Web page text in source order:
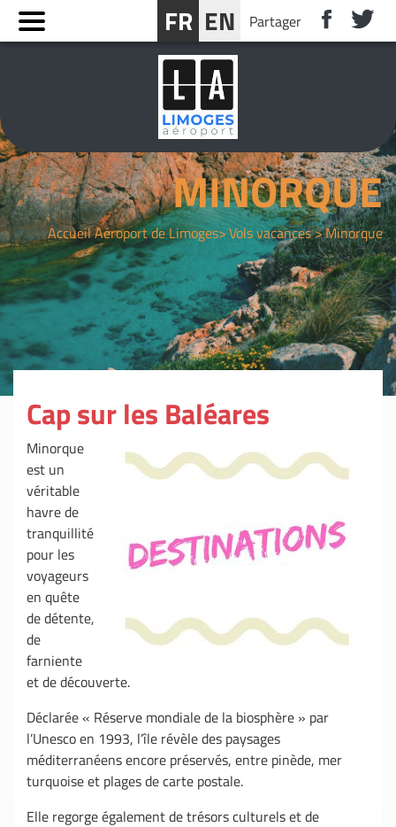
FR EN Partager
RÉSERVER UN SÉJOUR PRÈS DE LIMOGES
MINORQUE
Accueil Aéroport de Limoges Vols vacances Minorque
Cap sur les Baléares
Minorque
est un
véritable
havre de
tranquillité
pour les
voyageurs
en quête
de détente,
de
farniente
et de découverte.
Déclarée « Réserve mondiale de la biosphère » par
l’Unesco en 1993, l’île révèle des paysages
méditerranéens encore préservés, entre pinède, mer
turquoise et plages de carte postale.
Elle regorge également de trésors culturels et de
Panneau de gestion des cookies